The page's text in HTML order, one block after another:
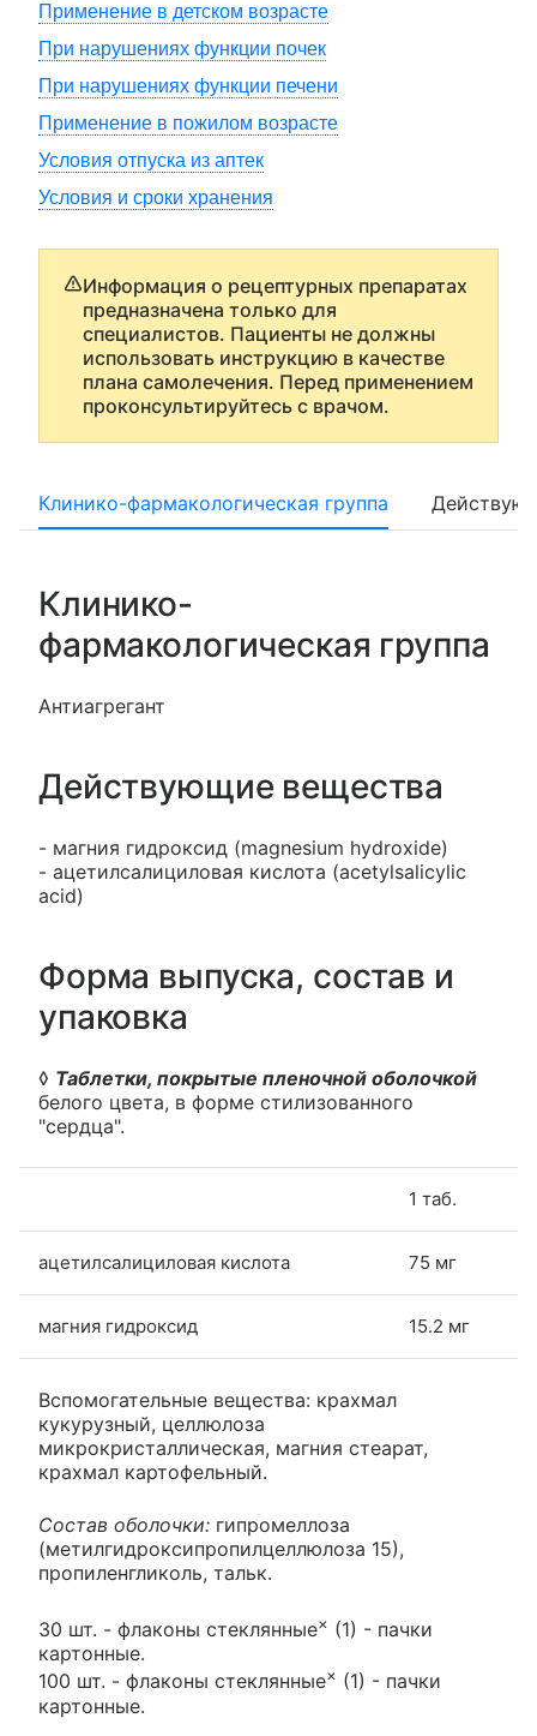
Применение в детском возрасте
При нарушениях функции почек
При нарушениях функции печени
Применение в пожилом возрасте
Условия отпуска из аптек
Условия и сроки хранения
Информация о рецептурных препаратах
предназначена только для
специалистов. Пациенты не должны
использовать инструкцию в качестве
плана самолечения. Перед применением
проконсультируйтесь с врачом.
Клинико-фармакологическая группа
Клинико-
фармакологическая группа
Антиагрегант
Действующие вещества
- магния гидроксид (magnesium hydroxide)
- ацетилсалициловая кислота (acetylsalicylic
acid)
Форма выпуска, состав и
упаковка
◊ Таблетки, покрытые пленочной оболочкой
белого цвета, в форме стилизованного
"сердца".
1 таб.
ацетилсалициловая кислота 75 мг
магния гидроксид 15.2 мг
Вспомогательные вещества: крахмал
кукурузный, целлюлоза
микрокристаллическая, магния стеарат,
крахмал картофельный.
Состав оболочки: гипромеллоза
(метилгидроксипропилцеллюлоза 15),
пропиленгликоль, тальк.
30 шт. - флаконы стеклянные× (1) - пачки
картонные.
100 шт. - флаконы стеклянные× (1) - пачки
картонные.